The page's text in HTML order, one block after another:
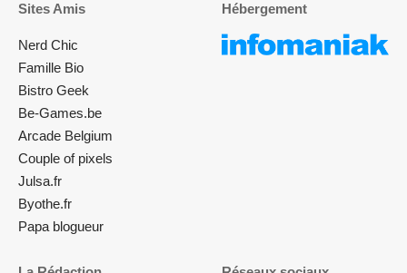
Sites Amis
Nerd Chic
Famille Bio
Bistro Geek
Be-Games.be
Arcade Belgium
Couple of pixels
Julsa.fr
Byothe.fr
Papa blogueur
Hébergement